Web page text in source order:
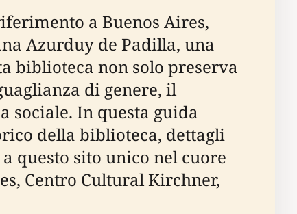
a Buenos Aires,
Azurduy de Padilla, una
biblioteca non solo preserva
di genere, il
sociale. In questa guida
della biblioteca, dettagli
questo sito unico nel cuore
Centro Cultural Kirchner,